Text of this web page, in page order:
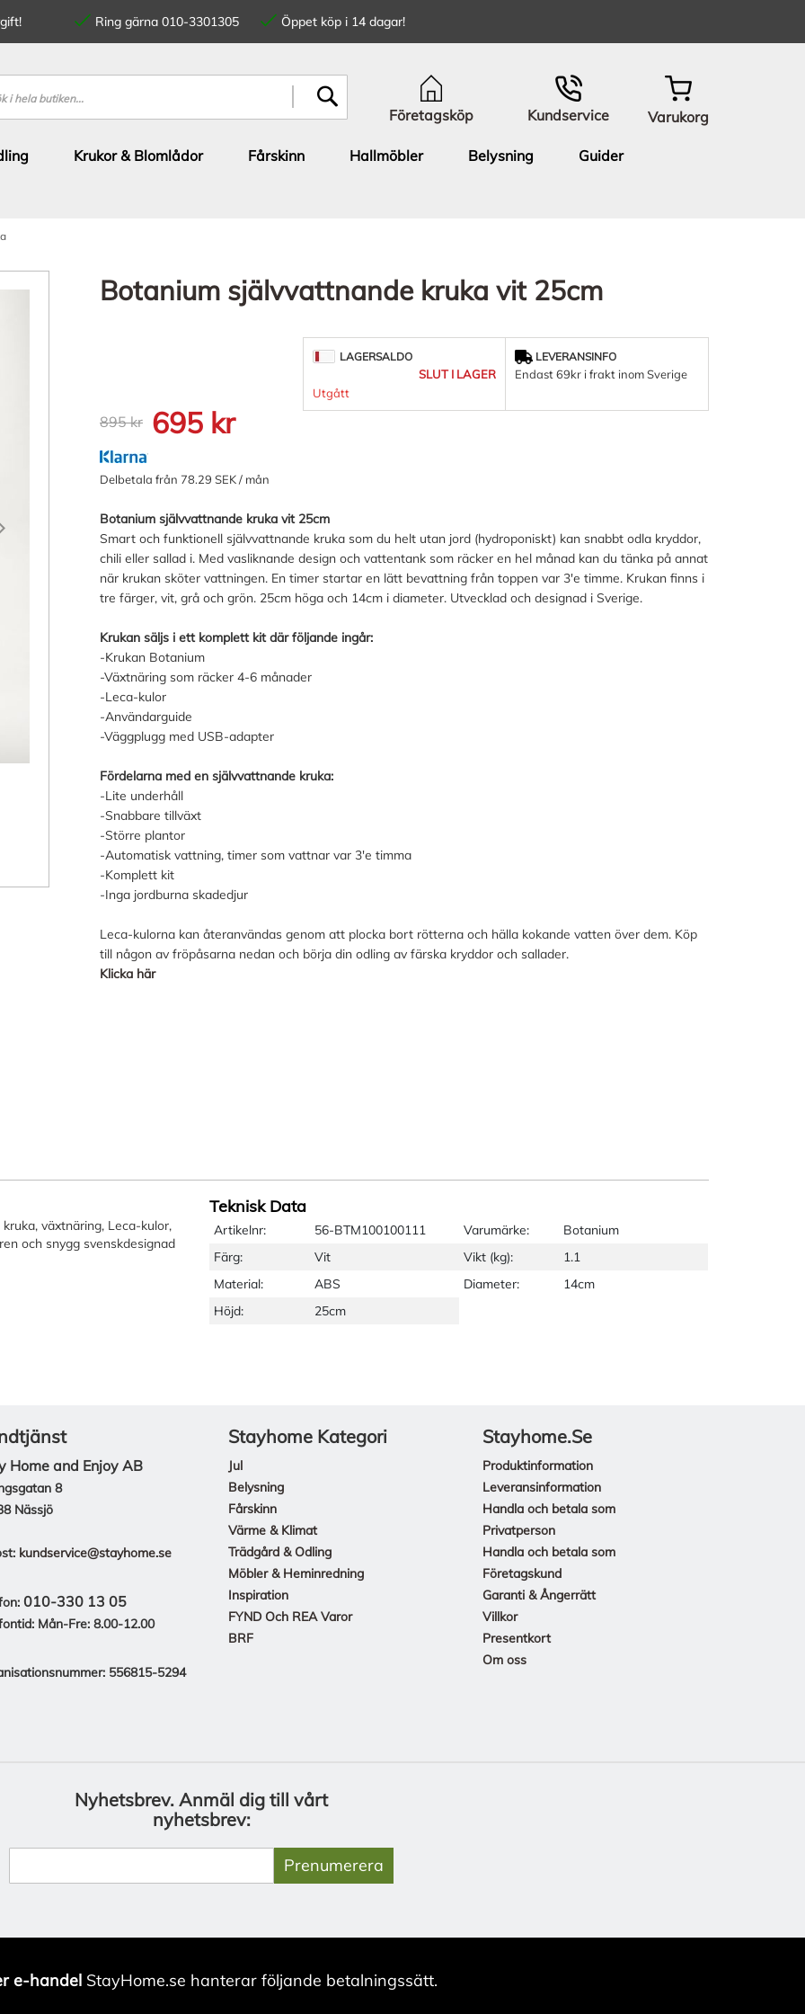
Ring gärna 010-3301305
Öppet köp i 14 dagar!
Företagsköp Kundservice Varukorg
Krukor & Blomlådor Fårskinn Hallmöbler Belysning
Guider
Botanium självvattnande kruka vit 25cm
895 kr 695 kr
Delbetala från 78.29 SEK / mån
LAGERSALDO
SLUT I LAGER
Utgått
LEVERANSINFO
Endast 69kr i frakt inom Sverige
Botanium självvattnande kruka vit 25cm
Smart och funktionell självvattnande kruka som du helt utan jord (hydroponiskt) kan snabbt odla kryddor,
chili eller sallad i. Med vasliknande design och vattentank som räcker en hel månad kan du tänka på annat
när krukan sköter vattningen. En timer startar en lätt bevattning från toppen var 3'e timme. Krukan finns i
tre färger, vit, grå och grön. 25cm höga och 14cm i diameter. Utvecklad och designad i Sverige.
Krukan säljs i ett komplett kit där följande ingår:
-Krukan Botanium
-Växtnäring som räcker 4-6 månader
-Leca-kulor
-Användarguide
-Väggplugg med USB-adapter
Fördelarna med en självvattnande kruka:
-Lite underhåll
-Snabbare tillväxt
-Större plantor
-Automatisk vattning, timer som vattnar var 3'e timma
-Komplett kit
-Inga jordburna skadedjur
Leca-kulorna kan återanvändas genom att plocka bort rötterna och hälla kokande vatten över dem. Köp
till någon av fröpåsarna nedan och börja din odling av färska kryddor och sallader.
Klicka här
växtnäring, Leca-kulor,
och snygg svenskdesignad
Teknisk Data
Artikelnr: 56-BTM100100111 Varumärke:
Botanium
Färg:
Vit Vikt (kg):
1.1
Material:
ABS Diameter:
14cm
Höjd:
25cm
Home and Enjoy AB
8
Nässjö
kundservice@stayhome.se
010-330 13 05
Mån-Fre: 8.00-12.00
556815-5294
Stayhome Kategori
Jul
Belysning
Fårskinn
Värme & Klimat
Trädgård & Odling
Möbler & Heminredning
Inspiration
FYND Och REA Varor
BRF
Stayhome.se
Produktinformation
Leveransinformation
Handla och betala som
Privatperson
Handla och betala som
Företagskund
Garanti & Ångerrätt
Villkor
Presentkort
Om oss
Nyhetsbrev. Anmäl dig till vårt
nyhetsbrev:
Prenumerera
e-handelStayHome.se hanterar följande betalningssätt.